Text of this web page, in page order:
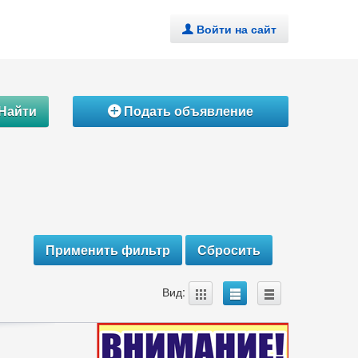
. Войти на сайт
ÁПодать объявление
Вид: A B C